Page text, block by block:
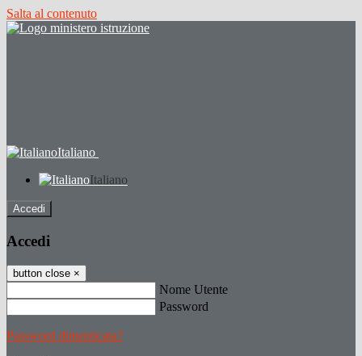
Salta al contenuto
Italiano
Italiano
Accedi
Accedi
button close ×
Nome Utente
Password
Password dimenticata?